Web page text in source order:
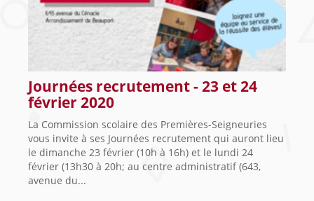
Journées recrutement - 23 et 24
février 2020
La Commission scolaire des Premières-Seigneuries
vous invite à ses Journées recrutement qui auront lieu
le dimanche 23 février (10h à 16h) et le lundi 24
février (13h30 à 20h; au centre administratif (643,
avenue du...